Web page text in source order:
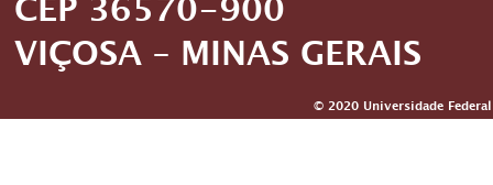
CEP 36570-900
VIÇOSA – MINAS GERAIS
© 2020 Universidade